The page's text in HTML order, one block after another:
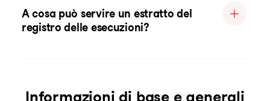
A cosa può servire un estratto del
registro delle esecuzioni?
Informazioni di base e generali